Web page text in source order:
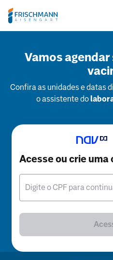
Vamos agendar
Confira as unidades e datas
o assistente do
Acesse ou crie uma
Digite o CPF para